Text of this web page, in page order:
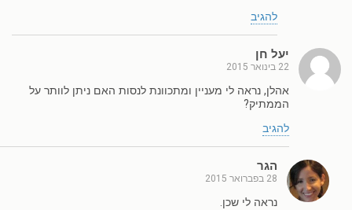
להגיב
יעל חן
22 בינואר 2015
אהלן, נראה לי מעניין ומתכוונת לנסות האם ניתן לוותר על
הממתיק?
להגיב
הגר
28 בפברואר 2015
נראה לי שכן.